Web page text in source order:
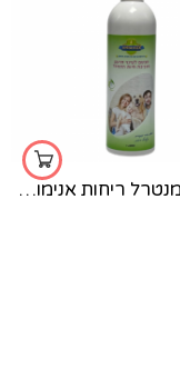
מבשם ומנטרל ריחות אנימוקס בסביבת בעלי-חיים 400 מ"ל